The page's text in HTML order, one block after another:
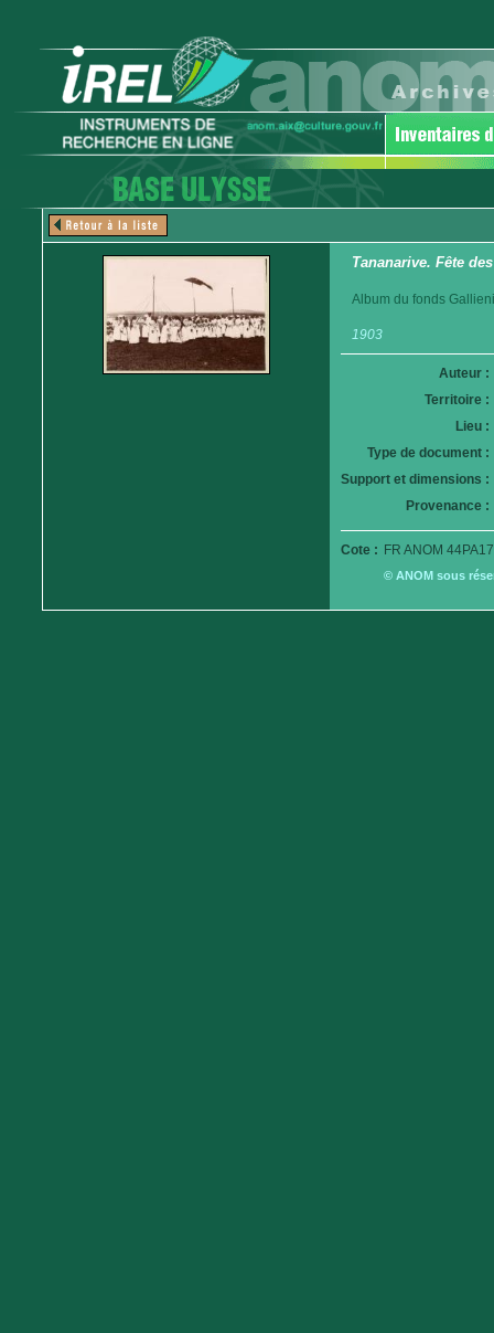
Tananarive. Fête
Album du fonds
1903
Auteur :
Territoire :
Lieu :
Type de document :
Support et dimensions :
Provenance :
Cote : FR ANOM
© ANOM sous